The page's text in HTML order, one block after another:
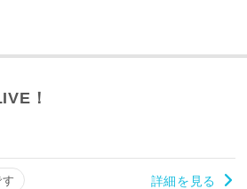
！
詳細を見る